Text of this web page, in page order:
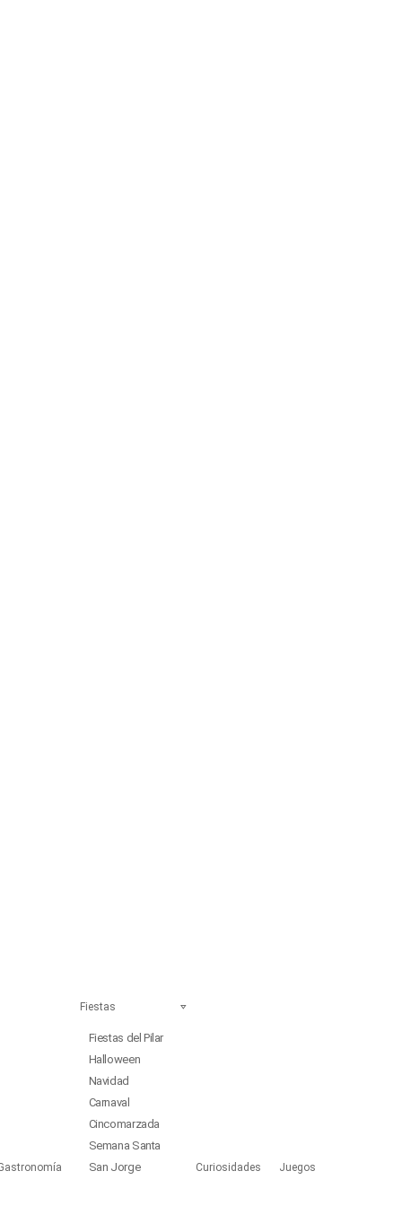
Fiestas
Fiestas del Pilar
Halloween
Navidad
Carnaval
Cincomarzada
Semana Santa
San Jorge
Curiosidades Juegos